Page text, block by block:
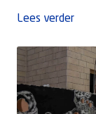
Lees verder